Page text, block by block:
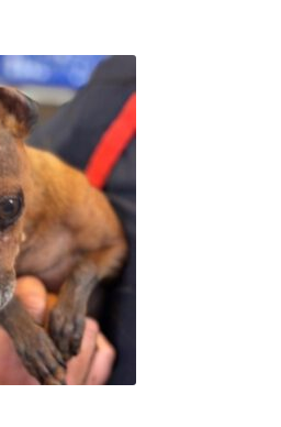
– Januar bis Juni 2026
2025